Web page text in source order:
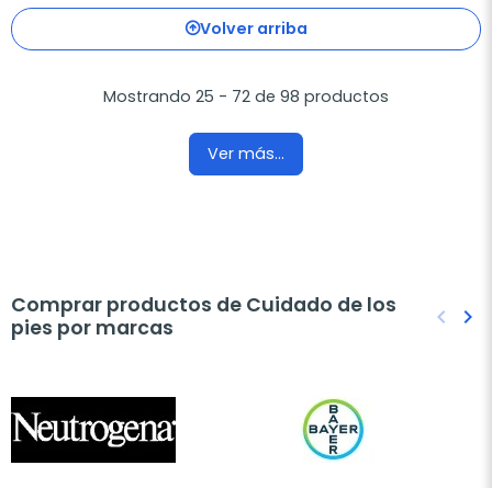
Volver arriba
Mostrando 25 - 72 de 98 productos
Ver más...
Comprar productos de Cuidado de los
pies por marcas
keyboard_arrow_left keyboard_arrow_right